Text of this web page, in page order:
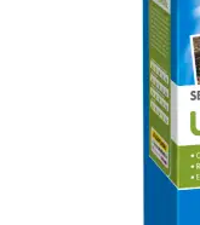
Qui sommes-nous ?